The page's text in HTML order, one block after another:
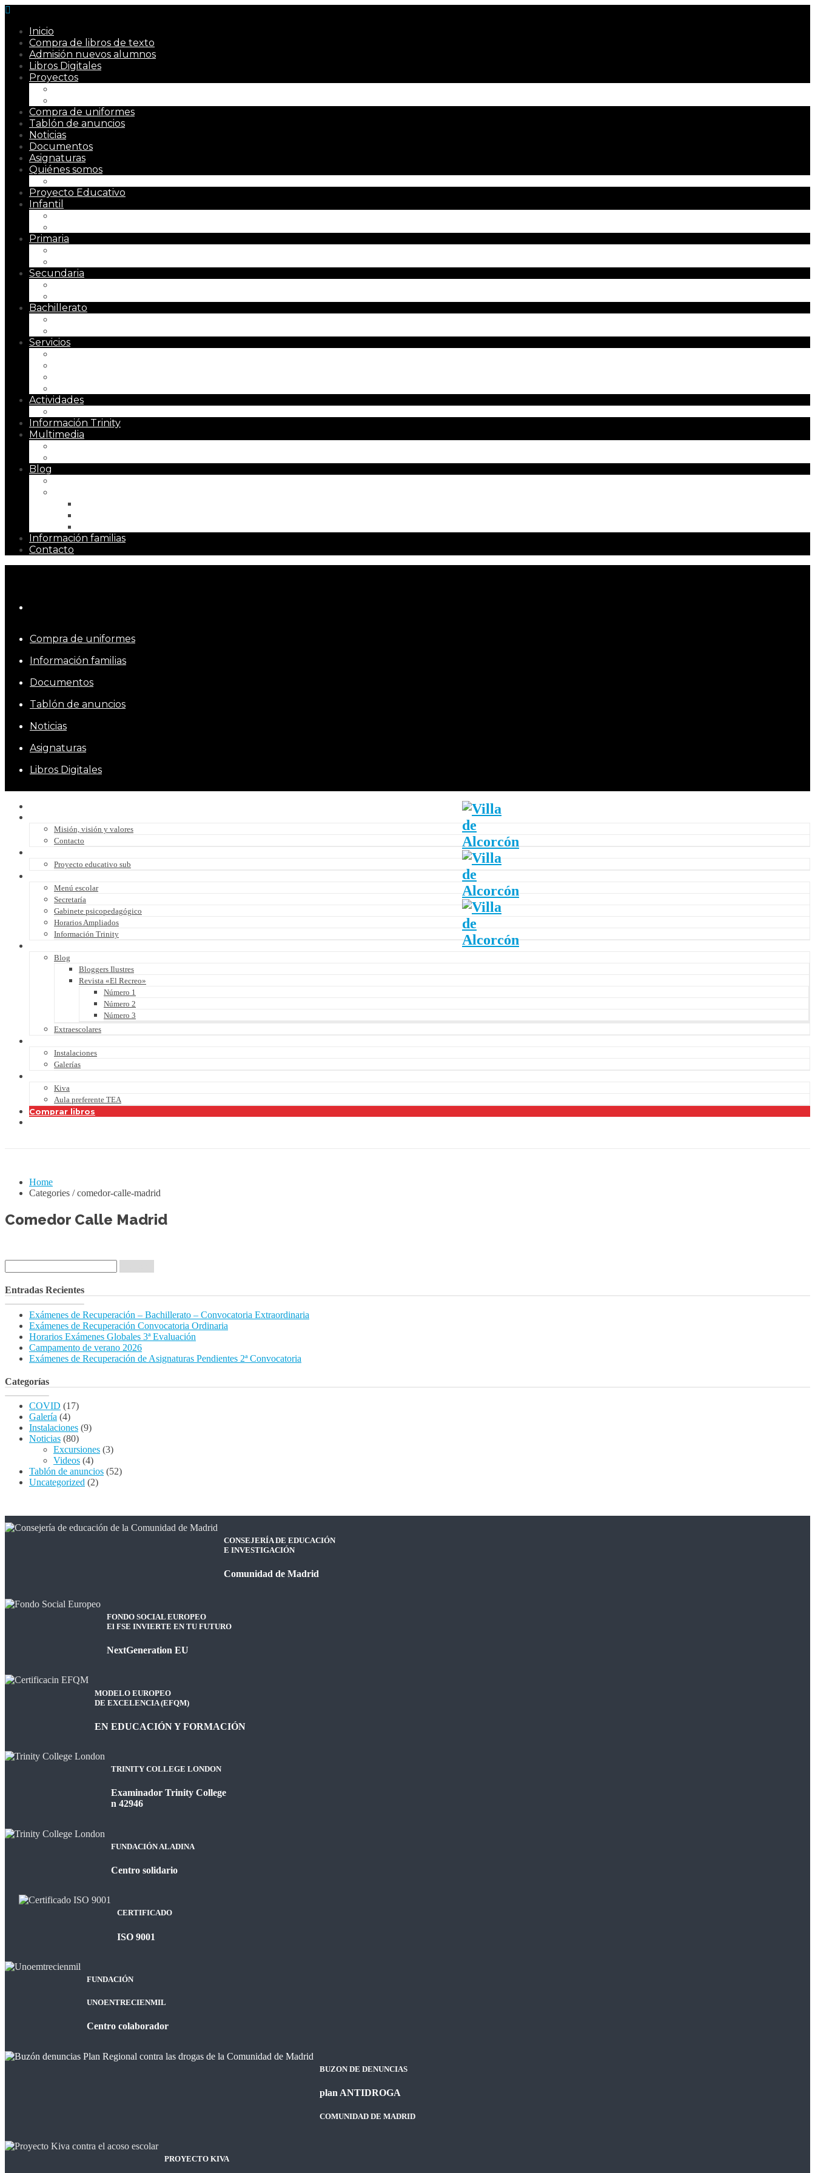
Inicio
Compra de libros de texto
Admisión nuevos alumnos
Libros Digitales
Proyectos
Compra de uniformes
Tablón de anuncios
Noticias
Documentos
Asignaturas
Quiénes somos
Proyecto Educativo
Infantil
Primaria
Secundaria
Bachillerato
Servicios
Actividades
Información Trinity
Multimedia
Blog
Información familias
Contacto
Compra de uniformes
Información familias
Documentos
Tablón de anuncios
Noticias
Asignaturas
Libros Digitales
Misión, visión y valores
Contacto
Proyecto educativo sub
Menú escolar
Secretaría
Gabinete psicopedagógico
Horarios Ampliados
Información Trinity
Blog
Bloggers Ilustres
Revista «El Recreo»
Número 1
Número 2
Número 3
Extraescolares
Instalaciones
Galerías
Kiva
Aula preferente TEA
Comprar libros
Home
Categories / comedor-calle-madrid
Comedor Calle Madrid
Entradas Recientes
Exámenes de Recuperación – Bachillerato – Convocatoria Extraordinaria
Exámenes de Recuperación Convocatoria Ordinaria
Horarios Exámenes Globales 3ª Evaluación
Campamento de verano 2026
Exámenes de Recuperación de Asignaturas Pendientes 2ª Convocatoria
Categorías
COVID (17)
Galería (4)
Instalaciones (9)
Noticias (80)
Excursiones (3)
Videos (4)
Tablón de anuncios (52)
Uncategorized (2)
CONSEJERÍA DE EDUCACIÓN
E INVESTIGACIÓN
Comunidad de Madrid
FONDO SOCIAL EUROPEO
El FSE INVIERTE EN TU FUTURO
NextGeneration EU
MODELO EUROPEO
DE EXCELENCIA (EFQM)
EN EDUCACIÓN Y FORMACIÓN
TRINITY COLLEGE LONDON
Examinador Trinity College
n 42946
FUNDACIÓN ALADINA
Centro solidario
CERTIFICADO
ISO 9001
FUNDACIÓN
UNOENTRECIENMIL
Centro colaborador
BUZON DE DENUNCIAS
plan ANTIDROGA
COMUNIDAD DE MADRID
PROYECTO KIVA